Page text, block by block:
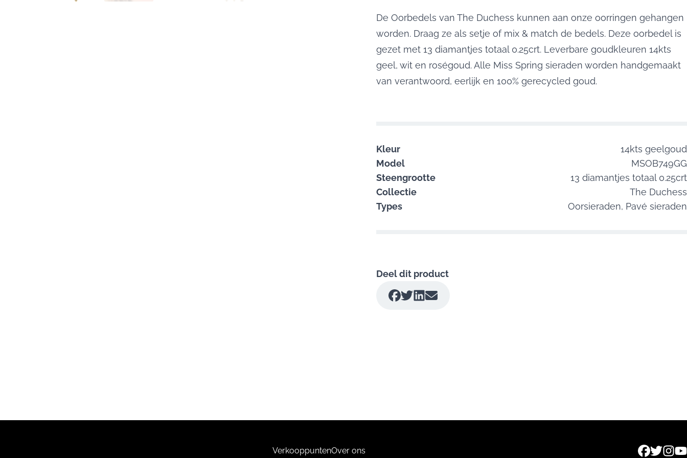
De Oorbedels van The Duchess kunnen aan onze oorringen gehangen
worden. Draag ze als setje of mix & match de bedels. Deze oorbedel is
gezet met 13 diamantjes totaal 0.25crt. Leverbare goudkleuren 14kts
geel, wit en roségoud. Alle Miss Spring sieraden worden handgemaakt
van verantwoord, eerlijk en 100% gerecycled goud.
Kleur
14kts geelgoud
Model
MSOB749GG
Steengrootte
13 diamantjes totaal 0.25crt
Collectie
The Duchess
Types
Oorsieraden, Pavé sieraden
Deel dit product
VerkooppuntenOver ons